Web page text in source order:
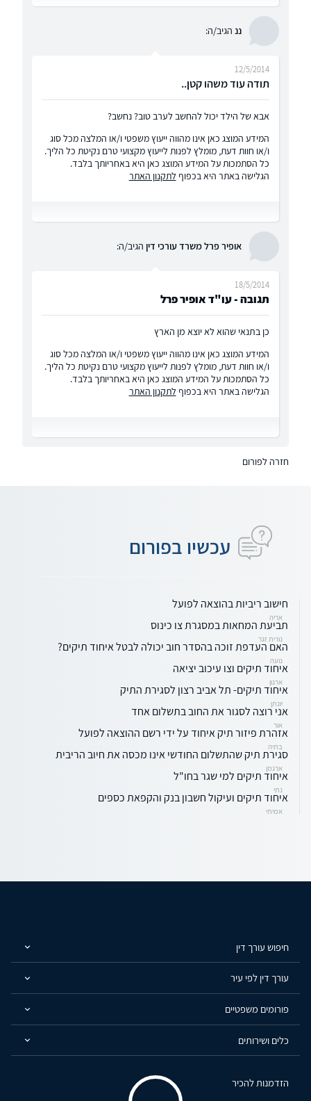
ננ הגיב/ה:
תודה עוד משהו קטן..
12/5/2014
אבא של הילד יכול להחשב לערב טוב? נחשב?
המידע המוצג כאן אינו מהווה ייעוץ משפטי ו/או המלצה מכל סוג
ו/או חוות דעת, מומלץ לפנות לייעוץ מקצועי טרם נקיטת כל הליך.
כל הסתמכות על המידע המוצג כאן היא באחריותך בלבד.
הגלישה באתר היא בכפוף לתקנון האתר
אופיר פרל משרד עורכי דין הגיב/ה:
תגובה - עו"ד אופיר פרל
18/5/2014
כן בתנאי שהוא לא יוצא מן הארץ
המידע המוצג כאן אינו מהווה ייעוץ משפטי ו/או המלצה מכל סוג
ו/או חוות דעת, מומלץ לפנות לייעוץ מקצועי טרם נקיטת כל הליך.
כל הסתמכות על המידע המוצג כאן היא באחריותך בלבד.
הגלישה באתר היא בכפוף לתקנון האתר
חזרה לפורום
עכשיו בפורום
חישוב ריביות בהוצאה לפועל
אריה
תביעת המחאות במסגרת צו כינוס
נורית זגר
האם העדפת זוכה בהסדר חוב יכולה לבטל איחוד תיקים?
נועה
איחוד תיקים וצו עיכוב יציאה
ארנון
איחוד תיקים- תל אביב רצון לסגירת התיק
יונתן
אני רוצה לסגור את החוב בתשלום אחד
אור
אזהרת פיזור תיק איחוד על ידי רשם ההוצאה לפועל
בתיה
סגירת תיק שהתשלום החודשי אינו מכסה את חיוב הריבית
ארגמן
איחוד תיקים למי שגר בחו"ל
נתי
איחוד תיקים ועיקול חשבון בנק והקפאת כספים
אמיתי
חיפוש עורך דין
עורך דין לפי עיר
פורומים משפטיים
כלים ושירותים
הזדמנות להכיר